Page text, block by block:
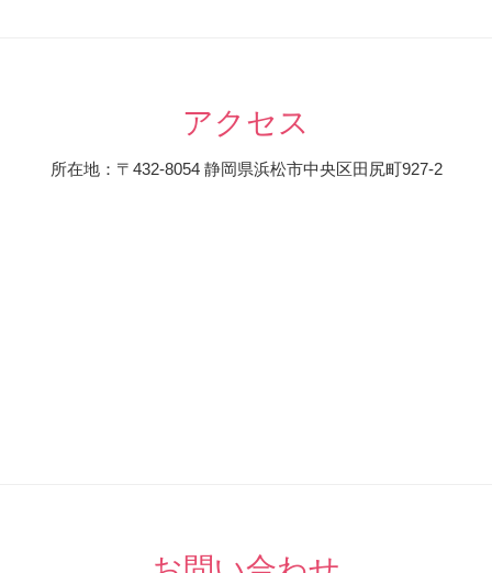
アクセス
所在地：〒432-8054 静岡県浜松市中央区田尻町927-2